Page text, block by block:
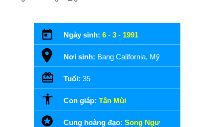
Ngày sinh: 6 - 3 - 1991
Nơi sinh: Bang California, Mỹ
Tuổi: 35
Con giáp: Tân Mùi
Cung hoàng đạo: Song Ngư